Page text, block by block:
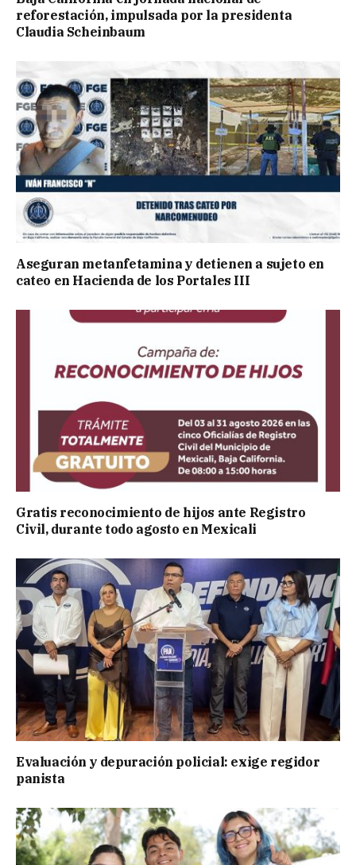
reforestación, impulsada por la presidenta
Claudia Scheinbaum
Aseguran metanfetamina y detienen a sujeto en
cateo en Hacienda de los Portales III
Gratis reconocimiento de hijos ante Registro
Civil, durante todo agosto en Mexicali
Evaluación y depuración policial: exige regidor
panista